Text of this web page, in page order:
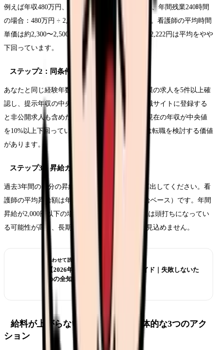
例えば年収480万円、年間所定労働時間1,920時間、年間残業240時間
の場合：480万円 ÷ 2,160時間 = 時間単価 2,222円。看護師の平均時間
単価は約2,300〜2,500円（残業込み）ですので、2,222円は平均をやや
下回っています。
ステップ2：同条件の求人と比較する
あなたと同じ経験年数・同じ地域・同じ病院規模の求人を5件以上確
認し、提示年収の中央値を出してください。転職サイトに登録する
と非公開求人も含めた相場がわかります。もし現在の年収が中央値
を10%以上下回っている場合は、給与交渉または転職を検討する価値
があります。
ステップ3：昇給カーブを確認する
過去3年間の自分の昇給額を確認し、年平均を算出してください。看
護師の平均昇給額は年間3,000〜5,000円（基本給ベース）です。年間
昇給が2,000円以下の場合、その病院の給与体系は頭打ちになってい
る可能性が高く、長期在籍しても大幅な昇給は見込めません。
あわせて読みたい
【2026年版】看護師転職の完全ガイド｜失敗しないた
めの全知識
給料が上がらないと感じたら｜具体的な3つのアク
ション